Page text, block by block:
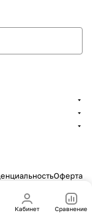
Кабинет Сравнение
Оферта